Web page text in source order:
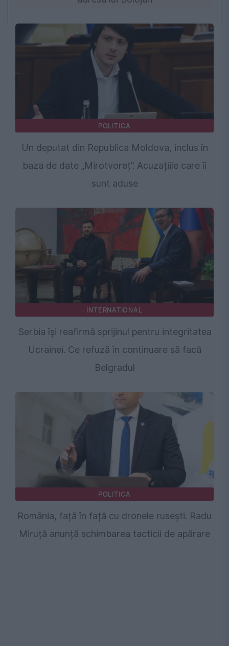
POLITICA
Un deputat din Republica Moldova, inclus în
baza de date „Mirotvoreț”. Acuzațiile care îi
sunt aduse
INTERNATIONAL
Serbia își reafirmă sprijinul pentru integritatea
Ucrainei. Ce refuză în continuare să facă
Belgradul
POLITICA
România, față în față cu dronele rusești. Radu
Miruță anunță schimbarea tacticii de apărare